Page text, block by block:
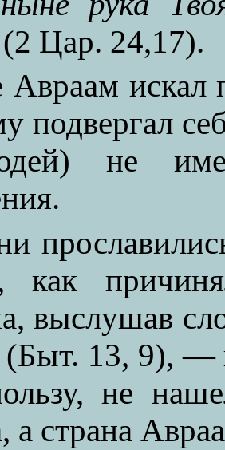
(2 Цар. 24,17).
Авраам искал
подвергал
не
как
выслушав
(Быт. 13, 9), —
не
а страна